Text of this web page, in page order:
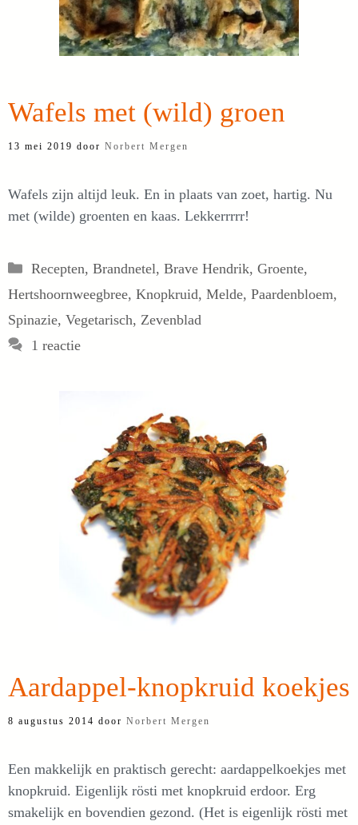
Wafels met (wild) groen
13 mei 2019 door Norbert Mergen
Wafels zijn altijd leuk. En in plaats van zoet, hartig. Nu
met (wilde) groenten en kaas. Lekkerrrrr!
Categorieën
Recepten, Brandnetel, Brave Hendrik, Groente,
Hertshoornweegbree, Knopkruid, Melde, Paardenbloem,
Spinazie, Vegetarisch, Zevenblad
1 reactie
Aardappel-knopkruid koekjes
8 augustus 2014 door Norbert Mergen
Een makkelijk en praktisch gerecht: aardappelkoekjes met
knopkruid. Eigenlijk rösti met knopkruid erdoor. Erg
smakelijk en bovendien gezond. (Het is eigenlijk rösti met